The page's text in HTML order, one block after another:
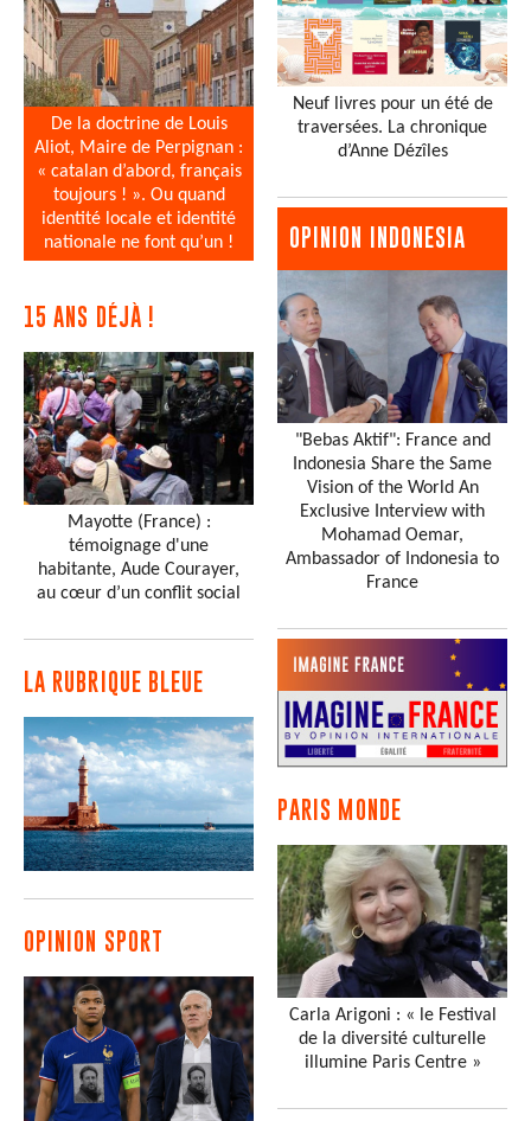
De la doctrine de Louis
Aliot, Maire de Perpignan :
« catalan d’abord, français
toujours ! ». Ou quand
identité locale et identité
nationale ne font qu’un !
15 ANS DÉJÀ !
Mayotte (France) :
témoignage d'une
habitante, Aude Courayer,
au cœur d’un conflit social
LA RUBRIQUE BLEUE
OPINION SPORT
Neuf livres pour un été de
traversées. La chronique
d’Anne Dézîles
OPINION INDONESIA
"Bebas Aktif": France and
Indonesia Share the Same
Vision of the World An
Exclusive Interview with
Mohamad Oemar,
Ambassador of Indonesia to
France
PARIS MONDE
Carla Arigoni : « le Festival
de la diversité culturelle
illumine Paris Centre »